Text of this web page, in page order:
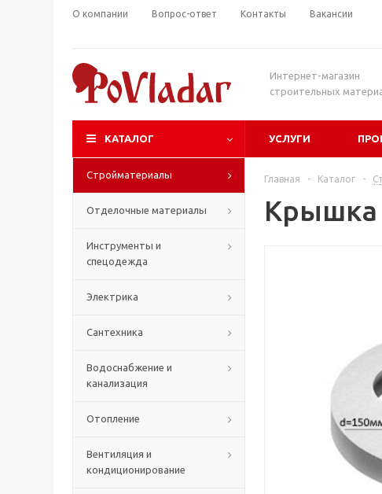
О компании Вопрос-ответ Контакты Вакансии
Интернет-магазин
строительных
КАТАЛОГ УСЛУГИ
Стройматериалы
Отделочные материалы
Инструменты и
спецодежда
Электрика
Сантехника
Водоснабжение и
канализация
Отопление
Вентиляция и
кондиционирование
Главная - Каталог -
Крышка